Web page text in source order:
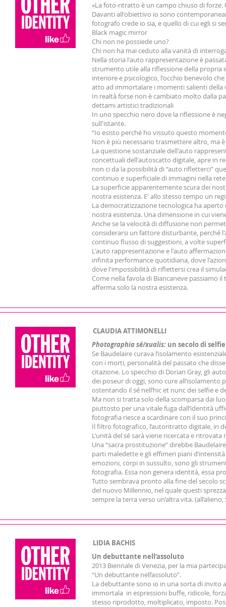
«La foto‐ritratto è un campo chiuso di
Davanti all'obiettivo io sono
fotografo crede io sia, e quello di cui egli si
Black magic mirror
Chi non ne possiede uno?
Chi non ha mai ceduto alla vanità di
Nella storia l'auto rappresentazione è
strumento utile alla riflessione della propria
interiore e psicologico, l'occhio benevolo
atto ad immortalare i momenti salienti della
In realtà forse non è cambiato molto dalla
dettami artistici tradizionali
In uno specchio nero dove la riflessione è
sull'istante.
“Io esisto perché ho vissuto questo
Non è più necessario trasmettere altro, ma
La questione sostanziale dell'auto
concettuali dell'autoscatto digitale, apre in
non ci da la possibilità di “auto rifletterci”
continuo e superficiale di immagini nella rete
La superficie apparentemente scura dei
nostra esistenza. E' allo stesso tempo un
La democratizzazione tecnologica ha
nostra esistenza. Una dimensione in cui
Anche se la velocità di diffusione non
considerarsi un fattore disturbante, perché
continuo flusso di suggestioni, a volte
L'auto rappresentazione e l'auto
infinita performance quotidiana, dove
dove l'impossibilità di riflettersi crea il
Come nella favola di Biancaneve passiamo
afferma solo la nostra esistenza.
CLAUDIA ATTIMONELLI
Photographia sé/xualis: un secolo di selfie
Se Baudelaire curava l’isolamento
con i morti, personalità del passato che
citazione. Lo specchio di Dorian Gray, gli
dei poseur di oggi, sono cure all’isolamento
ostentando il sé nell’hic et nunc dei selfie e
Ma non si tratta solo della scomparsa dai
piuttosto per una vitale fuga dall’identità
fotografia riesce a scardinare con il suo
Il filtro fotografico, l’autoritratto digitale, in
L’unità del sé sarà viene ricercata e
Una “sacra prostituzione” direbbe
parti maledette e gli effimeri piani
emozioni, corpi in sussulto, sono gli
fotografia. Essa non genera identità, essa
Tutto sembrava pronto alla fine del secolo
del nuovo Millennio, nel quale questi
sempre la terra verso un’altra vita.
LIDIA BACHIS
Un debuttante nell’assoluto
2013 Biennale di Venezia, per la mia
“Un debuttante nell’assoluto”.
La debuttante sono io in una sorta di invito
immortala in espressioni buffe, ridicole,
stesso riprodotto, moltiplicato, imposto.